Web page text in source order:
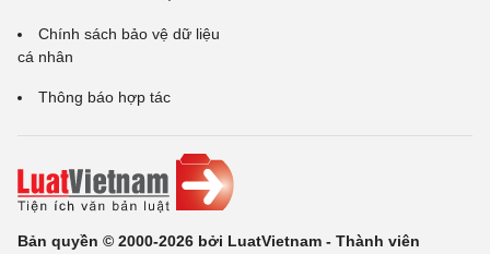
Chính sách bảo vệ dữ liệu
cá nhân
Thông báo hợp tác
Bản quyền © 2000-2026 bởi LuatVietnam - Thành viên